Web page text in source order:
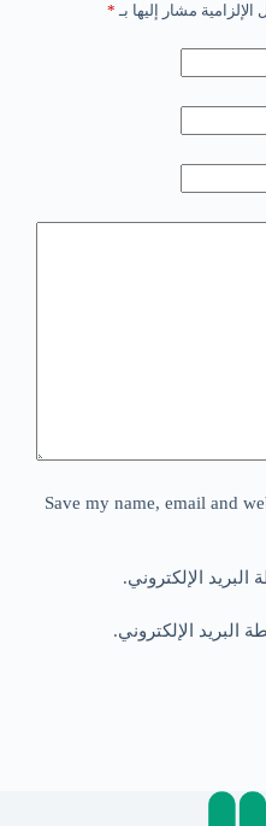
الإلزامية مشار إليها بـ *
Save my name, email and
البريد الإلكتروني.
البريد الإلكتروني.